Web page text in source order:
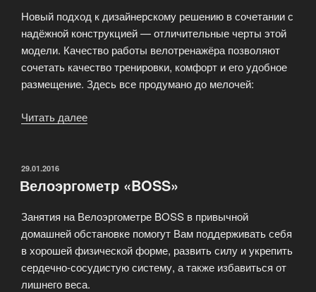
Новый подход к дизайнерскому решению в сочетании с
надёжной конструкцией — отличительные черты этой
модели. Качество работы велотренажёра позволяют
сочетать качество тренировки, комфорт и его удобное
размещение. Здесь все продумано до мелочей:
Читать далее
ОПУБЛИКОВАНО
29.01.2016
Велоэргометр «BOSS»
Занятия на Велоэргометре BOSS в привычной
домашней обстановке помогут Вам поддерживать себя
в хорошей физической форме, развить силу и укрепить
сердечно-сосудистую систему, а также избавиться от
лишнего веса.